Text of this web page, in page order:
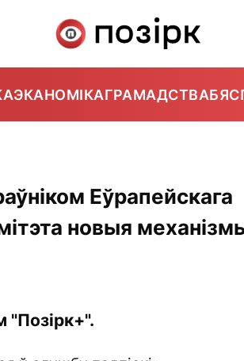
ЭКАНОМІКАГРАМАДСТВА
Еўрапейскага
новыя
"Позірк+".